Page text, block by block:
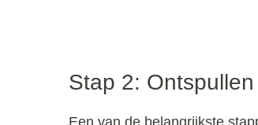
Stap 2: Ontspullen
Een van de belangrijkste